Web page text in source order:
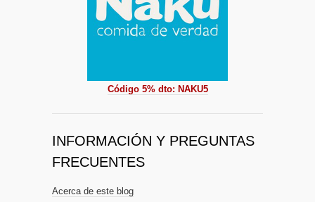
Código 5% dto: NAKU5
INFORMACIÓN Y PREGUNTAS
FRECUENTES
Acerca de este blog